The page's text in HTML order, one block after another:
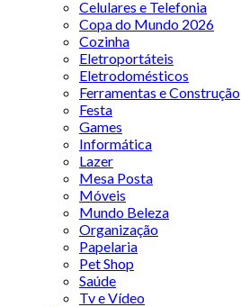
Celulares e Telefonia
Copa do Mundo 2026
Cozinha
Eletroportáteis
Eletrodomésticos
Ferramentas e Construção
Festa
Games
Informática
Lazer
Mesa Posta
Móveis
Mundo Beleza
Organização
Papelaria
Pet Shop
Saúde
Tv e Vídeo